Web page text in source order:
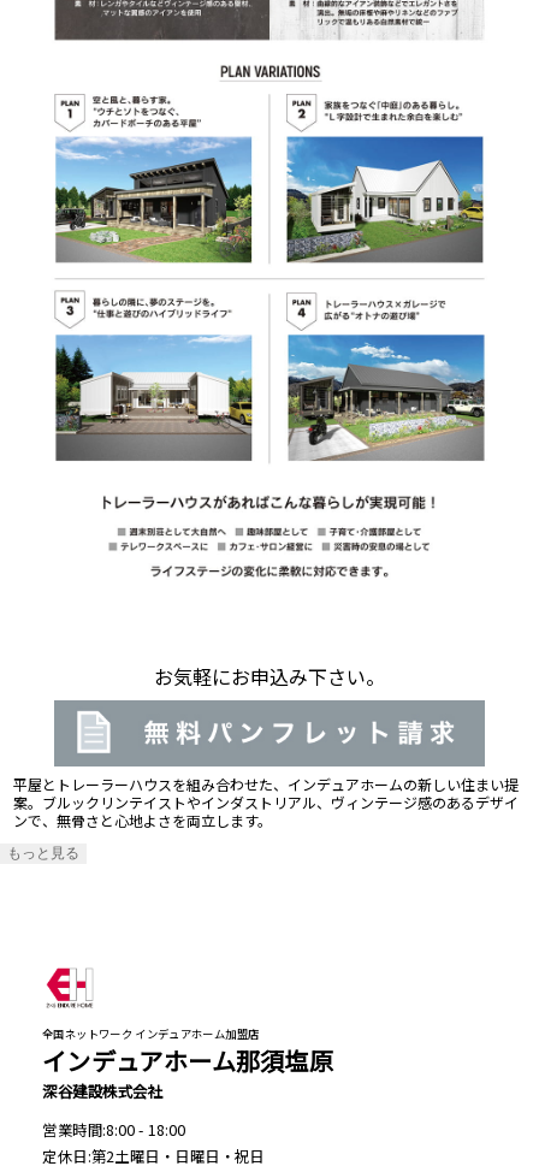
お気軽にお申込み下さい。
平屋とトレーラーハウスを組み合わせた、インデュアホームの新しい住まい提
案。ブルックリンテイストやインダストリアル、ヴィンテージ感のあるデザイ
ンで、無骨さと心地よさを両立します。
もっと見る
全国ネットワーク インデュアホーム加盟店
インデュアホーム那須塩原
深谷建設株式会社
営業時間:8:00 - 18:00
定休日:第2土曜日・日曜日・祝日